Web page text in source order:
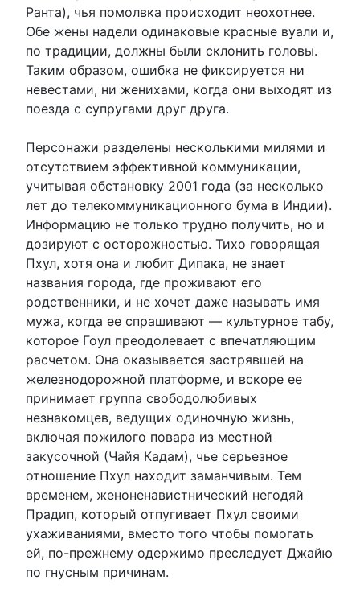
Ранта), чья помолвка происходит неохотнее.
Обе жены надели одинаковые красные вуали и,
по традиции, должны были склонить головы.
Таким образом, ошибка не фиксируется ни
невестами, ни женихами, когда они выходят из
поезда с супругами друг друга.
Персонажи разделены несколькими милями и
отсутствием эффективной коммуникации,
учитывая обстановку 2001 года (за несколько
лет до телекоммуникационного бума в Индии).
Информацию не только трудно получить, но и
дозируют с осторожностью. Тихо говорящая
Пхул, хотя она и любит Дипака, не знает
названия города, где проживают его
родственники, и не хочет даже называть имя
мужа, когда ее спрашивают — культурное табу,
которое Гоул преодолевает с впечатляющим
расчетом. Она оказывается застрявшей на
железнодорожной платформе, и вскоре ее
принимает группа свободолюбивых
незнакомцев, ведущих одиночную жизнь,
включая пожилого повара из местной
закусочной (Чайя Кадам), чье серьезное
отношение Пхул находит заманчивым. Тем
временем, женоненавистнический негодяй
Прадип, который отпугивает Пхул своими
ухаживаниями, вместо того чтобы помогать
ей, по-прежнему одержимо преследует Джайю
по гнусным причинам.